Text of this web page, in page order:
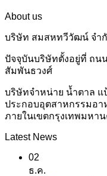
About us
บริษัท สมสหทวีวัฒน์ จำกั
ปัจจุบันบริษัทตั้งอยู่ที่ ถน
สัมพันธวงศ์
บริษัทจำหน่าย น้ำตาล แ
ประกอบอุตสาหกรรมอา
ภายในเขตกรุงเทพมห
Latest News
02
ธ.ค.